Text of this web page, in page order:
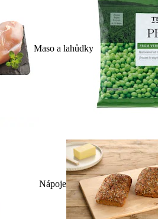
Maso a lahůdky
Nápoje